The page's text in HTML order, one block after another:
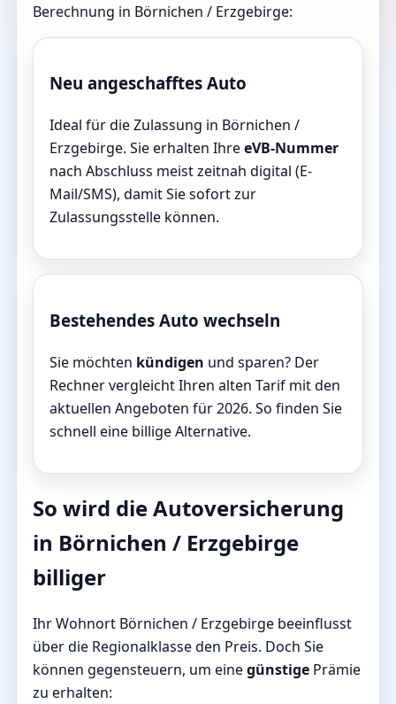
Berechnung in Börnichen / Erzgebirge:
Neu angeschafftes Auto
Ideal für die Zulassung in Börnichen /
Erzgebirge. Sie erhalten IhreeVB-Nummer
nach Abschluss meist zeitnah digital (E-
Mail/SMS), damit Sie sofort zur
Zulassungsstelle können.
Bestehendes Auto wechseln
Sie möchten kündigen und sparen? Der
Rechner vergleicht Ihren alten Tarif mit den
aktuellen Angeboten für 2026. So finden Sie
schnell eine billige Alternative.
So wird die Autoversicherung
in Börnichen / Erzgebirge
billiger
Ihr Wohnort Börnichen / Erzgebirge beeinflusst
über die Regionalklasse den Preis. Doch Sie
können gegensteuern, um einegünstige Prämie
zu erhalten: